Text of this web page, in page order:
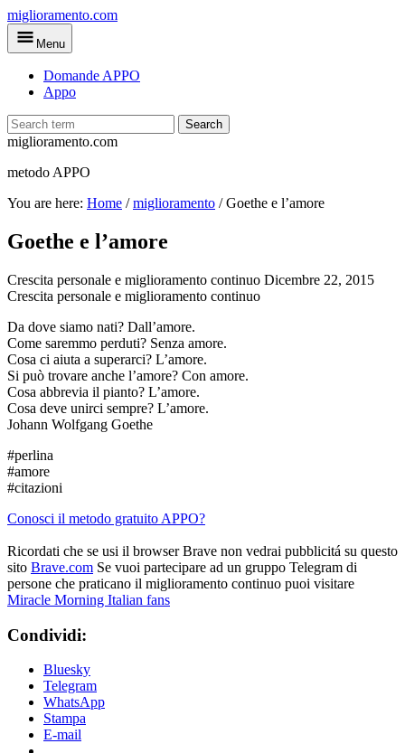
Skip
to
main
miglioramento.com
Menu
Domande APPO
Appo
Search
miglioramento.com
metodo APPO
You are here: Home /miglioramento /Goethe e l’amore
Goethe e l’amore
Crescita personale e miglioramento continuo Dicembre 22, 2015
Crescita personale e miglioramento continuo
Da dove siamo nati? Dall’amore.
Come saremmo perduti? Senza amore.
Cosa ci aiuta a superarci? L’amore.
Si può trovare anche l’amore? Con amore.
Cosa abbrevia il pianto? L’amore.
Cosa deve unirci sempre? L’amore.
Johann Wolfgang Goethe
#perlina
#amore
#citazioni
Conosci il metodo gratuito APPO?
Ricordati che se usi il browser Brave non vedrai pubblicitá su questo
sito Brave.com Se vuoi partecipare ad un gruppo Telegram di
persone che praticano il miglioramento continuo puoi visitare
Miracle Morning Italian fans
Condividi:
Bluesky
Telegram
WhatsApp
Stampa
E-mail